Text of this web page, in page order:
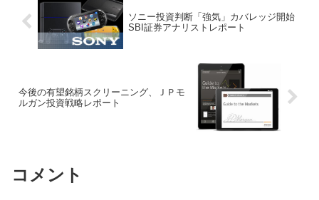
ソニー投資判断「強気」カバレッジ開始
SBI証券アナリストレポート
今後の有望銘柄スクリーニング、ＪＰモ
ルガン投資戦略レポート
コメント